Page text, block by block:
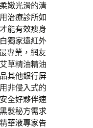
嫩光滑的清
治療診所如
能有效瘦身
獨家遠紅外
專業，網友
草精油精油
其他銀行屏
非侵入式的
全好夥伴速
髮秘方需求
華液專家告